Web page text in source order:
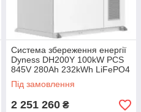
Система збереження енергії
Dyness DH200Y 100kW PCS
845V 280Ah 232kWh LiFePO4
IP55, 3x50kW MPPT Fire
Extinguisher, Water Cooled
Під замовлення
2 251 260 ₴